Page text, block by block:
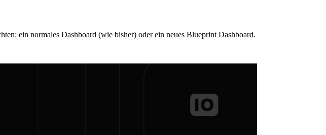
ein normales Dashboard (wie bisher) oder ein neues Blueprint Dashboard.